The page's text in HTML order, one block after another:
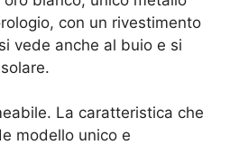
con un rivestimento
vede anche al buio e si
La caratteristica che
modello unico e